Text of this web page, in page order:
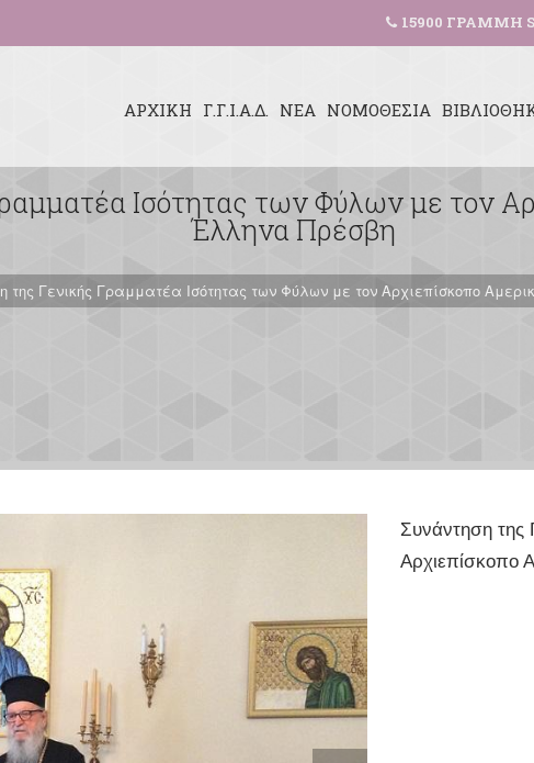
15900 ΓΡΑΜΜΗ
ΑΡΧΙΚΗ Γ.Γ.Ι.Α.Δ. ΝΕΑ ΝΟΜΟΘΕΣΙΑ
Ισότητας των Φύλων με τον
Έλληνα Πρέσβη
της Γενικής Γραμματέα Ισότητας των Φύλων με τον Αρχιεπίσκοπο
Συνάντηση της
Αρχιεπίσκοπο